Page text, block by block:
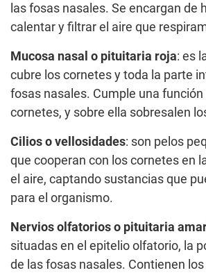
las fosas nasales. Se encargan de
calentar y filtrar el aire que
Mucosa nasal o pituitaria roja: es
cubre los cornetes y toda la parte
fosas nasales. Cumple una
cornetes, y sobre ella sobresalen
Cilios o vellosidades: son pelos
que cooperan con los cornetes en
el aire, captando sustancias que
para el organismo.
Nervios olfatorios o pituitaria
situadas en el epitelio olfatorio, la
de las fosas nasales. Contienen